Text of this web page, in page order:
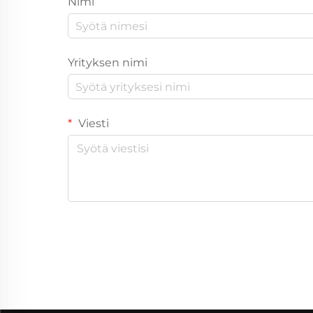
Yrityksen nimi
Viesti